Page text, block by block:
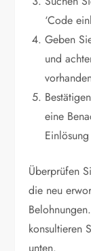
‘Code
Geben
und
eine
Überprüfen
die neu
konsultieren